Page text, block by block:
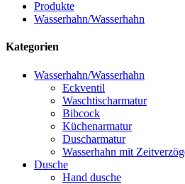
Produkte
Wasserhahn/Wasserhahn
Kategorien
Wasserhahn/Wasserhahn
Eckventil
Waschtischarmatur
Bibcock
Küchenarmatur
Duscharmatur
Wasserhahn mit
Dusche
Hand dusche